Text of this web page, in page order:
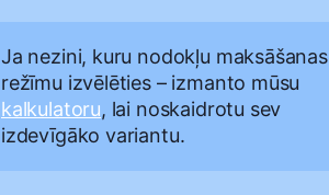
Ja nezini, kuru nodokļu maksāšanas
režīmu izvēlēties – izmanto mūsu
kalkulatoru, lai noskaidrotu sev
izdevīgāko variantu.